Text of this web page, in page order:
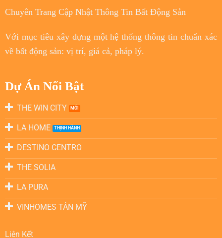
Chuyên Trang Cập Nhật Thông Tin Bất Động Sản
Với mục tiêuxây dựng một hệ thống thông tin chuẩn xác
về bất động sản: vị trí, giá cả, pháp lý.
Dự Án Nổi Bật
THE WIN CITY
LA HOME
DESTINO CENTRO
THE SOLIA
LA PURA
VINHOMES TÂN MỸ
Liên Kết